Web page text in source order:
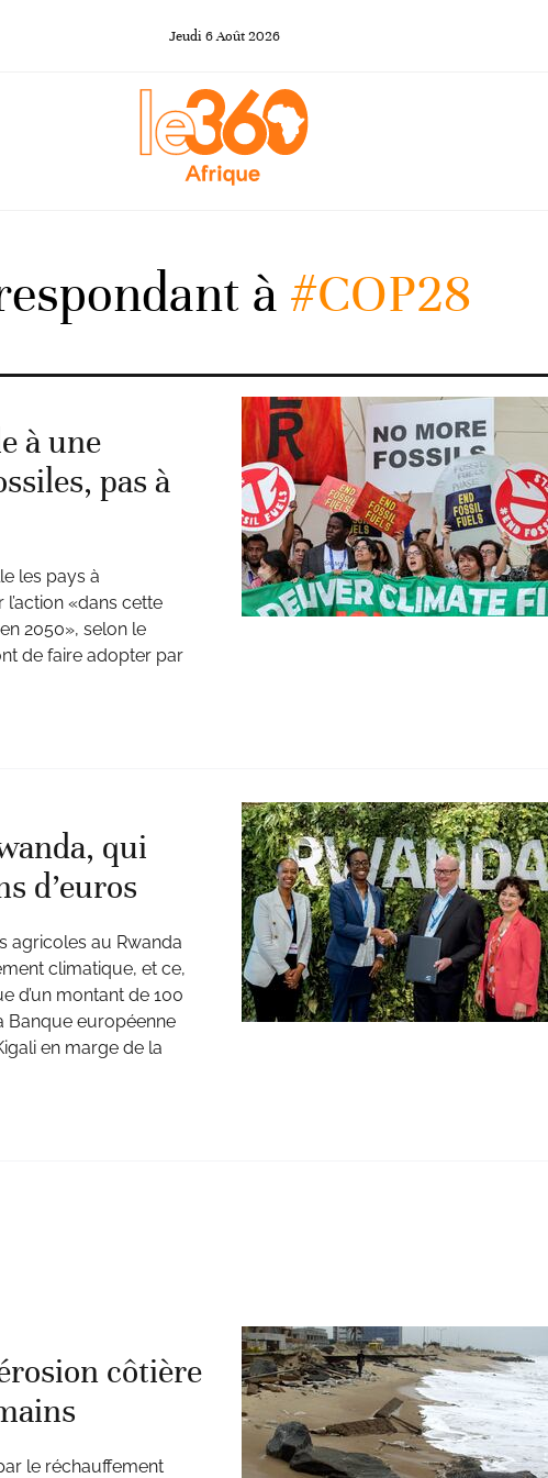
Jeudi 6Août 2026
à #COP28
à une
pas à
les pays à
«dans cette
2050», selon le
de faire adopter par
qui
d’euros
agricoles au Rwanda
climatique, et ce,
d’un montant de 100
Banque européenne
en marge de la
côtière
le réchauffement